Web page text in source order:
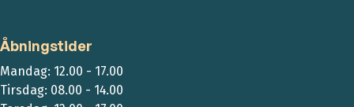
Åbningstider
Mandag: 12.00 - 17.00
Tirsdag: 08.00 - 14.00